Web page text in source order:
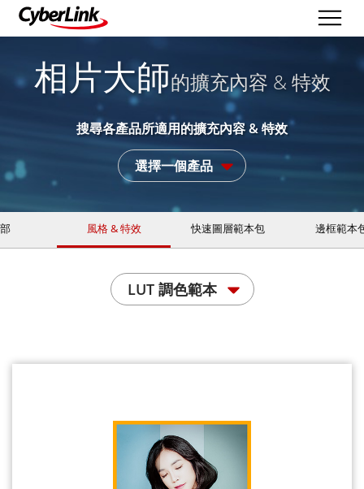
相片大師的擴充內容 & 特效
搜尋各產品所適用的擴充內容 & 特效
選擇一個產品
風格 & 特效 快速圖層範本包 邊框範本
LUT 調色範本